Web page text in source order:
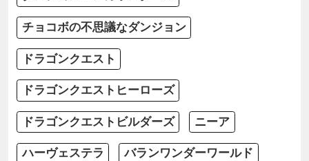
チョコボの不思議なダンジョン
ドラゴンクエスト
ドラゴンクエストヒーローズ
ドラゴンクエストビルダーズ ニーア
ハーヴェステラ バランワンダーワールド